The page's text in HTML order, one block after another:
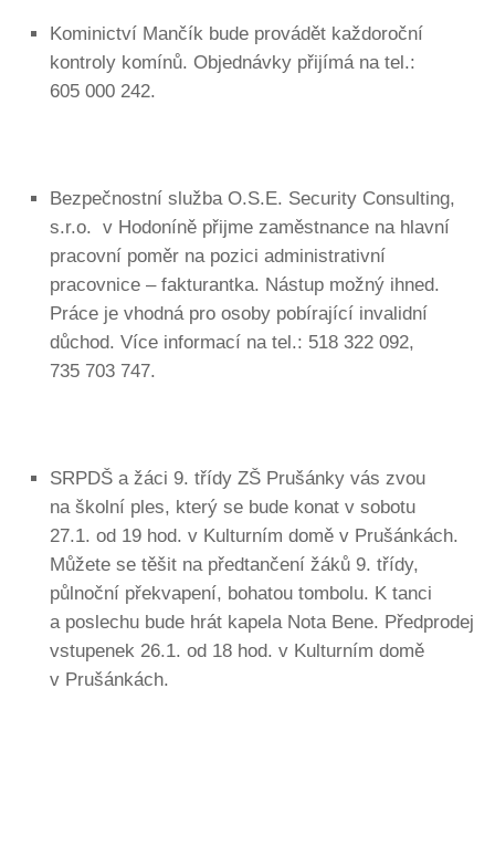
Kominictví Mančík bude provádět každoroční
kontroly komínů. Objednávky přijímá na tel.:
605 000 242.
Bezpečnostní služba O.S.E. Security Consulting,
s.r.o. v Hodoníně přijme zaměstnance na hlavní
pracovní poměr na pozici administrativní
pracovnice – fakturantka. Nástup možný ihned.
Práce je vhodná pro osoby pobírající invalidní
důchod. Více informací na tel.: 518 322 092,
735 703 747.
SRPDŠ a žáci 9. třídy ZŠ Prušánky vás zvou
na školní ples, který se bude konat v sobotu
27.1. od 19 hod. v Kulturním domě v Prušánkách.
Můžete se těšit na předtančení žáků 9. třídy,
půlnoční překvapení, bohatou tombolu. K tanci
a poslechu bude hrát kapela Nota Bene. Předprodej
vstupenek 26.1. od 18 hod. v Kulturním domě
v Prušánkách.